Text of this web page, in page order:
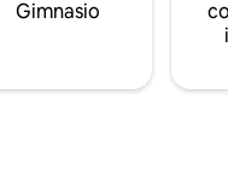
Gimnasio